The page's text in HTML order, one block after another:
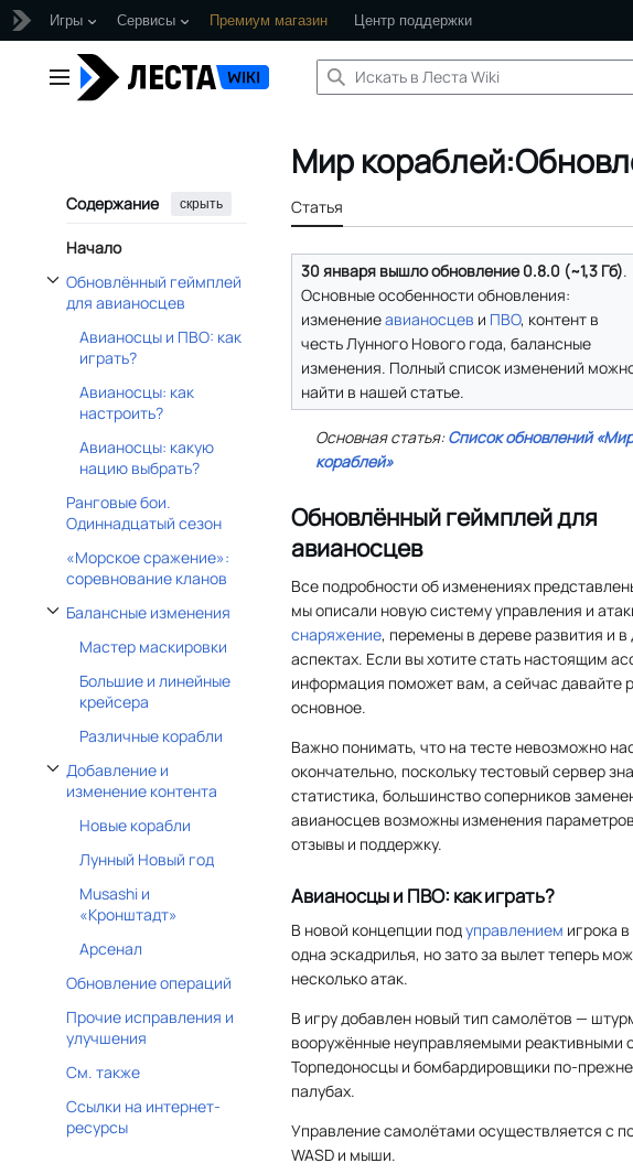
Игры Сервисы Премиум магазин Центр поддержки
содержанию
Главное меню
Содержание скрыть
Начало
Обновлённый геймплей
для авианосцев
Отобразить/Скрыть подраздел Обновлённый геймплей для авианосцев
Авианосцы и ПВО: как
играть?
Авианосцы: как
настроить?
Авианосцы: какую
нацию выбрать?
Ранговые бои.
Одиннадцатый сезон
«Морское сражение»:
соревнование кланов
Балансные изменения
Отобразить/Скрыть подраздел Балансные изменения
Мастер маскировки
Большие и линейные
крейсера
Различные корабли
Добавление и
изменение контента
Отобразить/Скрыть подраздел Добавление и изменение контента
Новые корабли
Лунный Новый год
Musashi и
«Кронштадт»
Арсенал
Обновление операций
Прочие исправления и
улучшения
См. также
Ссылки на интернет-
ресурсы
Мир
Статья
30 января вышло обновление 0.8.0 (~1,3 Гб).
Основные особенности обновления:
изменениеавианосцев и ПВО, контент в
честь Лунного Нового года, балансные
изменения. Полный список изменений
найти в нашей статье.
Основная статья:Список обновлений
кораблей»
Обновлённый геймплей для
авианосцев
Все подробности об изменениях
мы описали новую систему управления и
снаряжение, перемены в дереве развития и в
аспектах. Если вы хотите стать настоящим
информация поможет вам, а сейчас давайте
основное.
Важно понимать, что на тесте невозможно
окончательно, поскольку тестовый сервер
статистика, большинство соперников
авианосцев возможны изменения параметров
отзывы и поддержку.
Авианосцы и ПВО: как играть?
В новой концепции подуправлением игрока
одна эскадрилья, но зато за вылет теперь
несколько атак.
В игру добавлен новый тип самолётов —
вооружённые неуправляемыми реактивными
Торпедоносцы и бомбардировщики по-
палубах.
Управление самолётами осуществляется с
WASD и мыши.